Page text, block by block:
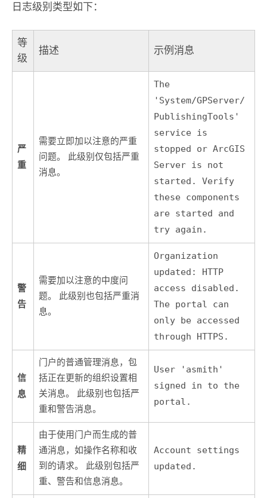
日志级别类型如下：
等
级
描述 示例消息
严
重
需要立即加以注意的严重
问题。 此级别仅包括严重
消息。
The
'System/GPServer/
PublishingTools'
service is
stopped or ArcGIS
Server is not
started. Verify
these components
are started and
try again.
警
告
需要加以注意的中度问
题。 此级别也包括严重消
息。
Organization
updated: HTTP
access disabled.
The portal can
only be accessed
through HTTPS.
信
息
门户的普通管理消息，包
括正在更新的组织设置相
关消息。 此级别也包括严
重和警告消息。
User 'asmith'
signed in to the
portal.
精
细
由于使用门户而生成的普
通消息，如操作名称和收
到的请求。 此级别包括严
重、警告和信息消息。
Account settings
updated.